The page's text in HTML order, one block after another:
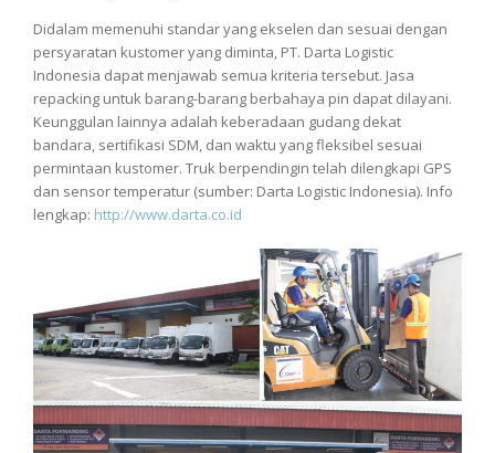
Didalam memenuhi standar yang ekselen dan sesuai dengan
persyaratan kustomer yang diminta, PT. Darta Logistic
Indonesia dapat menjawab semua kriteria tersebut. Jasa
repacking untuk barang-barang berbahaya pin dapat dilayani.
Keunggulan lainnya adalah keberadaan gudang dekat
bandara, sertifikasi SDM, dan waktu yang fleksibel sesuai
permintaan kustomer. Truk berpendingin telah dilengkapi GPS
dan sensor temperatur (sumber: Darta Logistic Indonesia). Info
lengkap: http://www.darta.co.id